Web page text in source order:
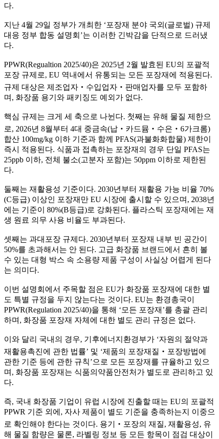
다.
지난 4월 29일 정부가 개최한 ‘포장재 분야 국외(글로벌) 규제
대응 정부 합동 설명회’는 이러한 긴박감을 단적으로 드러냈
다.
PPWR(Regualtion 2025/40)은 2025년 2월 발효된 EU의 포괄적
포장 규제로, EU 역내에서 유통되는 모든 포장재에 적용된다.
규제 대상은 제조업자‧수입업자‧판매업자를 모두 포함하
며, 화장품 용기와 패키징도 예외가 없다.
핵심 규제는 크게 세 축으로 나뉜다. 첫째는 유해 물질 제한으
로, 2026년 8월부터 4대 중금속(납‧카드뮴‧수은‧6가크롬)
합산 100mg/kg 이하 기준과 함께 PFAS(과불화화합물) 제한이
즉시 적용된다. 식품과 접촉하는 포장재의 경우 단일 PFAS는
25ppb 이하, 전체 불소(고분자 포함)는 50ppm 이하로 제한된
다.
둘째는 재활용성 기준이다. 2030년부터 재활용 가능 비율 70%
(C등급) 이상인 포장재만 EU 시장에 출시할 수 있으며, 2038년
에는 기준이 80%(B등급)로 강화된다. 플라스틱 포장재에는 재
생 원료 의무 사용 비율도 부과된다.
셋째는 과대포장 규제다. 2030년부터 포장재 내부 빈 공간이
50%를 초과해서는 안 된다. 고급 화장품 브랜드에서 흔히 볼
수 있는 대형 박스 속 소용량 제품 구성이 사실상 어렵게 된다
는 의미다.
이번 설명회에서 주목할 점은 EU가 화장품 포장재에 대한 별
도 특별 규정을 두지 않는다는 것이다. EU는 환경총국이
PPWR(Regulation 2025/40)을 통해 ‘모든 포장재’를 총괄 관리
하며, 화장품 포장재 자체에 대한 별도 관리 규정은 없다.
이와 달리 국내의 경우, 기후에너지환경부가 ‘자원의 절약과
재활용촉진에 관한 법률’ 및 ‘제품의 포장재질‧포장방법에
관한 기준 등에 관한 규칙’으로 모든 포장재를 규율하고 있으
며, 화장품 포장재는 식품의약품안전처가 별도로 관리하고 있
다.
즉, 국내 화장품 기업이 유럽 시장에 진출할 때는 EU의 포괄적
PPWR 기준 외에, 자사 제품이 별도 기준을 충족하는지 이중으
로 확인해야 한다는 것이다. 용기‧포장의 재질, 재활용성, 유
해 물질 함량은 물론, 라벨링 정보 등 모든 항목이 점검 대상이